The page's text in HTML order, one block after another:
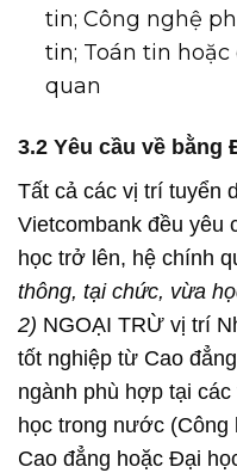
tin; Công nghệ
tin; Toán tin
quan
3.2 Yêu cầu về bằng
Tất cả các vị trí tuyển
Vietcombank đều yêu
học trở lên, hệ chính
thông, tại chức, vừa
2) NGOẠI TRỪ vị trí
tốt nghiệp từ Cao
ngành phù hợp tại
học trong nước
Cao đẳng hoặc Đại